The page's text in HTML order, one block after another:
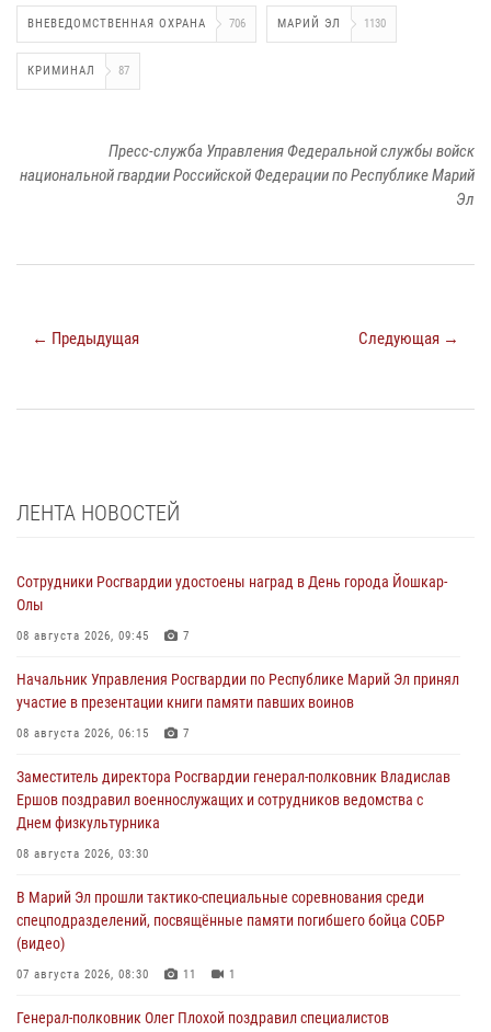
ВНЕВЕДОМСТВЕННАЯ ОХРАНА 706 МАРИЙ ЭЛ 1130
КРИМИНАЛ 87
Пресс-служба Управления Федеральной службы войск
национальной гвардии Российской Федерации по Республике Марий
Эл
← Предыдущая Следующая →
ЛЕНТА НОВОСТЕЙ
Сотрудники Росгвардии удостоены наград в День города Йошкар-
Олы
08 августа 2026, 09:45 7
Начальник Управления Росгвардии по Республике Марий Эл принял
участие в презентации книги памяти павших воинов
08 августа 2026, 06:15 7
Заместитель директора Росгвардии генерал-полковник Владислав
Ершов поздравил военнослужащих и сотрудников ведомства с
Днем физкультурника
08 августа 2026, 03:30
В Марий Эл прошли тактико-специальные соревнования среди
спецподразделений, посвящённые памяти погибшего бойца СОБР
(видео)
07 августа 2026, 08:30 11 1
Генерал-полковник Олег Плохой поздравил специалистов